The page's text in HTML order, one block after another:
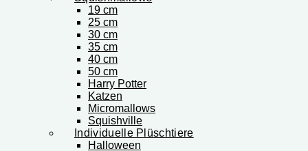
19 cm
25 cm
30 cm
35 cm
40 cm
50 cm
Harry Potter
Katzen
Micromallows
Squishville
Individuelle Plüschtiere
Halloween